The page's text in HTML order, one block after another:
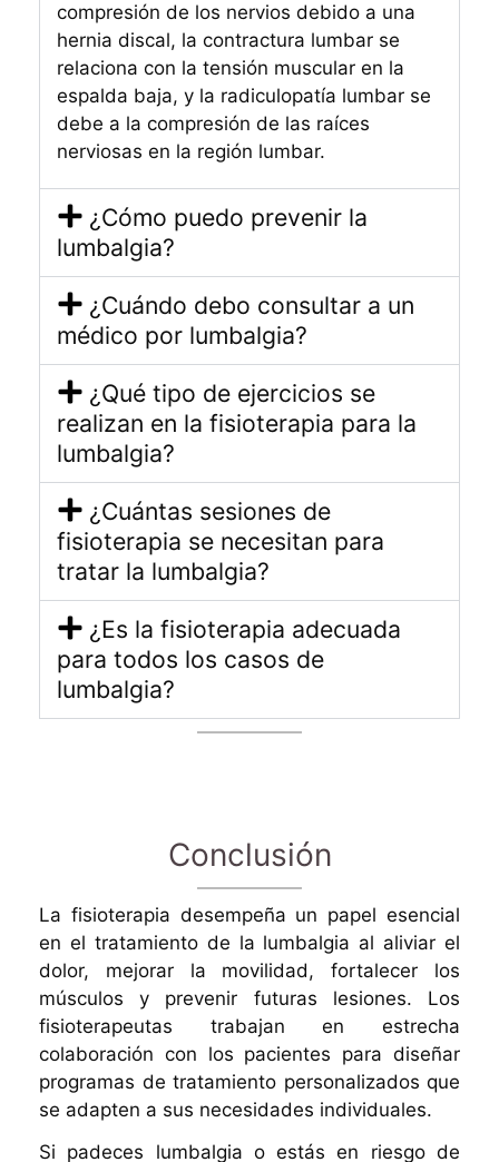
compresión de los nervios debido a una
hernia discal, la contractura lumbar se
relaciona con la tensión muscular en la
espalda baja, y la radiculopatía lumbar se
debe a la compresión de las raíces
nerviosas en la región lumbar.
¿Cómo puedo prevenir la
lumbalgia?
¿Cuándo debo consultar a un
médico por lumbalgia?
¿Qué tipo de ejercicios se
realizan en la fisioterapia para la
lumbalgia?
¿Cuántas sesiones de
fisioterapia se necesitan para
tratar la lumbalgia?
¿Es la fisioterapia adecuada
para todos los casos de
lumbalgia?
Conclusión
La fisioterapia desempeña un papel esencial
en el tratamiento de la lumbalgia al aliviar el
dolor, mejorar la movilidad, fortalecer los
músculos y prevenir futuras lesiones. Los
fisioterapeutas trabajan en estrecha
colaboración con los pacientes para diseñar
programas de tratamiento personalizados que
se adapten a sus necesidades individuales.
Si padeces lumbalgia o estás en riesgo de